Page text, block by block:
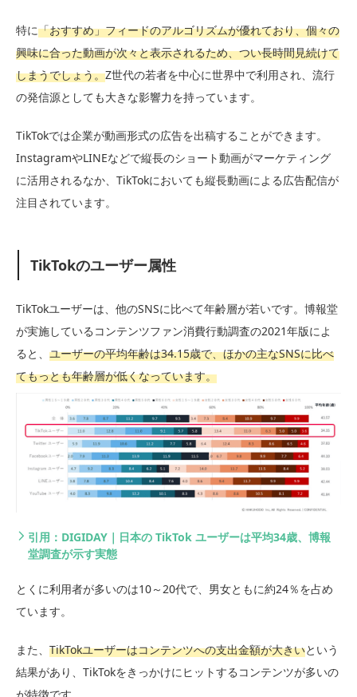
特に「おすすめ」フィードのアルゴリズムが優れており、個々の
興味に合った動画が次々と表示されるため、つい長時間見続けて
しまうでしょう。Z世代の若者を中心に世界中で利用され、流行
の発信源としても大きな影響力を持っています。
TikTokでは企業が動画形式の広告を出稿することができます。
InstagramやLINEなどで縦長のショート動画がマーケティング
に活用されるなか、TikTokにおいても縦長動画による広告配信が
注目されています。
TikTokのユーザー属性
TikTokユーザーは、他のSNSに比べて年齢層が若いです。博報堂
が実施しているコンテンツファン消費行動調査の2021年版によ
ると、 ユーザーの平均年齢は34.15歳で、ほかの主なSNSに比べ
てもっとも年齢層が低くなっています。
引用：DIGIDAY｜日本の TikTok ユーザーは平均34歳、博報
堂調査が示す実態
とくに利用者が多いのは10～20代で、男女ともに約24％を占め
ています。
また、 TikTokユーザーはコンテンツへの支出金額が大きいという
結果があり、TikTokをきっかけにヒットするコンテンツが多いの